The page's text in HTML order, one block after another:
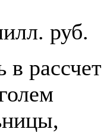
руб.
в рассчет